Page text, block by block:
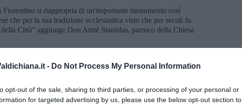
- Do Not Process My Personal Information
opt-out of the sale, sharing to third parties, or processing of your personal or
for targeted advertising by us, please use the below opt-out section to
si riappropria di un'importante monumento così
che per la sua tradizione ecclesiastica visto che per secoli fu
Città” aggiunge Don Aimè Stanislas, parroco della Chiesa
vero e proprio gioiello storico castiglionese, di
una convenzione del 2023, che ospiterà attività ricreative,
con una nuova offerta di qualità per studiosi e visitatori,
e di promozione del patrimonio artistico che il Comune